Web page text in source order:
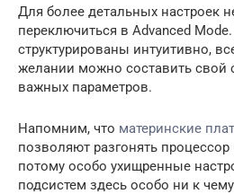
Для более детальных настроек
переключиться в Advanced
структурированы интуитивно,
желании можно составить свой
важных параметров.
Напомним, что материнские
позволяют разгонять
потому особо ухищренные
подсистем здесь особо ни к